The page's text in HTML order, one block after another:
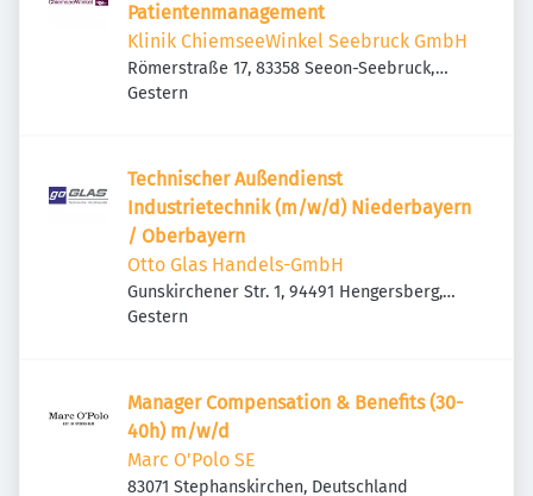
Patientenmanagement
Klinik ChiemseeWinkel Seebruck GmbH
Römerstraße 17, 83358 Seeon-Seebruck,
Deutschland
Veröffentlicht
Gestern
Technischer Außendienst
Industrietechnik (m/w/d) Niederbayern
/ Oberbayern
Otto Glas Handels-GmbH
Gunskirchener Str. 1, 94491 Hengersberg,
Deutschland
Veröffentlicht
Gestern
Manager Compensation & Benefits (30-
40h) m/w/d
Marc O'Polo SE
83071 Stephanskirchen, Deutschland